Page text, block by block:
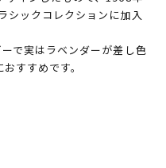
シックコレクションに加入
で実はラベンダーが差し色
すすめです。